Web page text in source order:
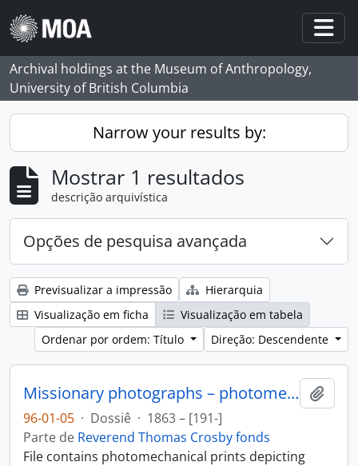
Skip to main content
Archival holdings at the Museum of Anthropology,
University of British Columbia
Narrow your results by:
Mostrar 1 resultados
descrição arquivística
Opções de pesquisa avançada
Previsualizar a impressão
Hierarquia
Visualização em ficha
Visualização em tabela
Ordenar por ordem: Título
Direção: Descendente
Missionary photographs – photomechanical
96-01-05 · Dossiê · 1863 – [191-]
Parte de Reverend Thomas Crosby fonds
File contains photomechanical prints depicting